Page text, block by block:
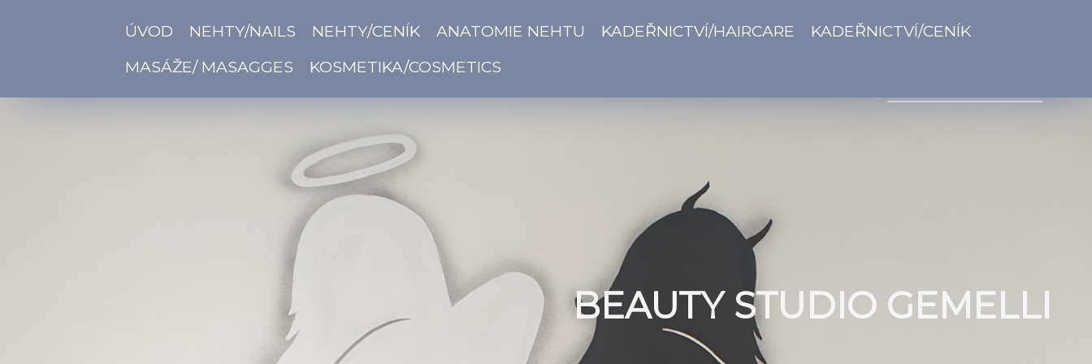
ÚVOD NEHTY/NAILS NEHTY/CENÍK ANATOMIE NEHTU KADEŘNICTVÍ/HAIRCARE
KADEŘNICTVÍ/CENÍK
MASÁŽE/ MASAGGES
KOSMETIKA/COSMETICS
BEAUTY STUDIO GEMELLI